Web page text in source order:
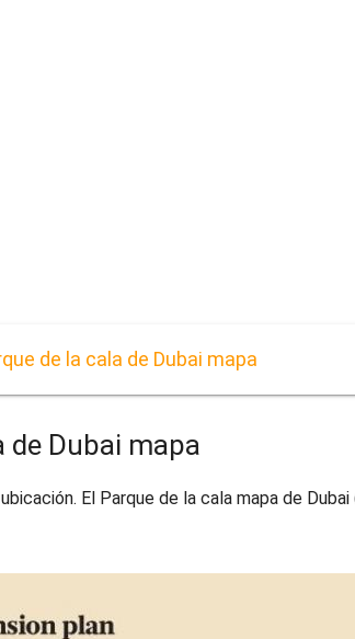
de la cala de Dubai mapa
de Dubai mapa
El Parque de la cala mapa de